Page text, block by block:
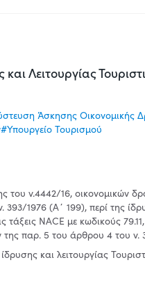
Λειτουργίας
Άσκησης Οικονομικής
#Υπουργείο Τουρισμού
ν.4442/16, οικονομικών
1976 (Α΄ 199), περί της
τάξεις NACE με κωδικούς
της παρ. 5 του άρθρου 4 του ν.
και λειτουργίας